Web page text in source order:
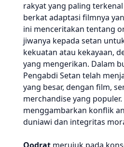
rakyat yang paling
berkat adaptasi filmnya
ini menceritakan tentang
jiwanya kepada setan
kekuatan atau kekayaan,
yang mengerikan. Dalam
Pengabdi Setan telah
yang besar, dengan film,
merchandise yang
menggambarkan konflik
duniawi dan integritas